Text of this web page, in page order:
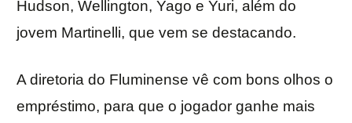
Hudson, Wellington, Yago e Yuri, além do
jovem Martinelli, que vem se destacando.
A diretoria do Fluminense vê com bons olhos o
empréstimo, para que o jogador ganhe mais